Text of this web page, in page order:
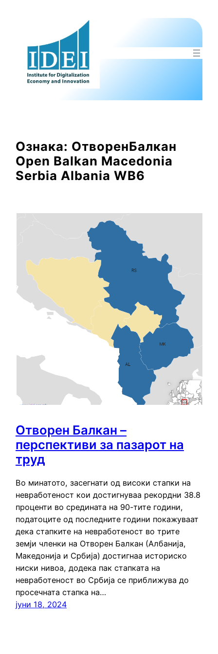
Ознака: ОтворенБалкан
Open Balkan Macedonia
Serbia Albania WB6
Отворен Балкан –
перспективи за пазарот на
труд
Во минатото, засегнати од високи стапки на
невработеност кои достигнуваа рекордни 38.8
проценти во средината на 90-тите години,
податоците од последните години покажуваат
дека стапките на невработеност во трите
земји членки на Отворен Балкан (Албанија,
Македонија и Србија) достигнаа историско
ниски нивоа, додека пак стапката на
невработеност во Србија се приближува до
просечната стапка на…
јуни 18, 2024